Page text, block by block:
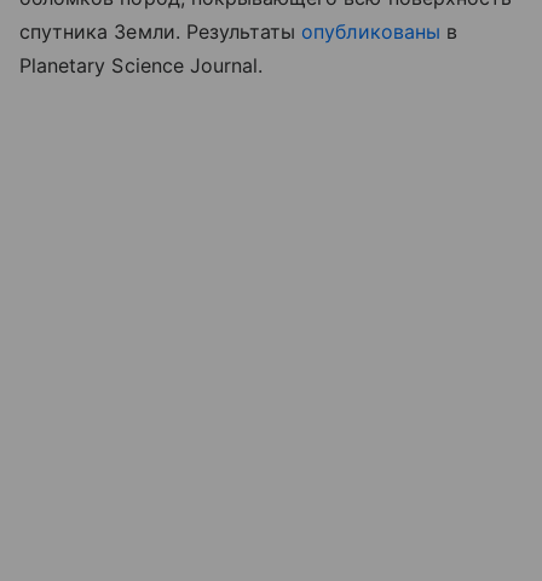
спутника Земли. Результаты опубликованы в
Planetary Science Journal.